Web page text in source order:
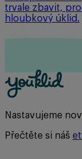
trvale zbavit,
hloubkový úklid.
Nastavujeme
Přečtěte si náš